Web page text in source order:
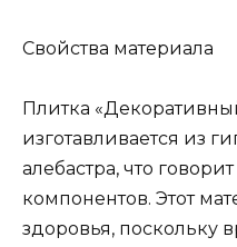
Свойства материала
Плитка
изготавливается из
алебастра, что
компонентов. Этот
здоровья, поскольку